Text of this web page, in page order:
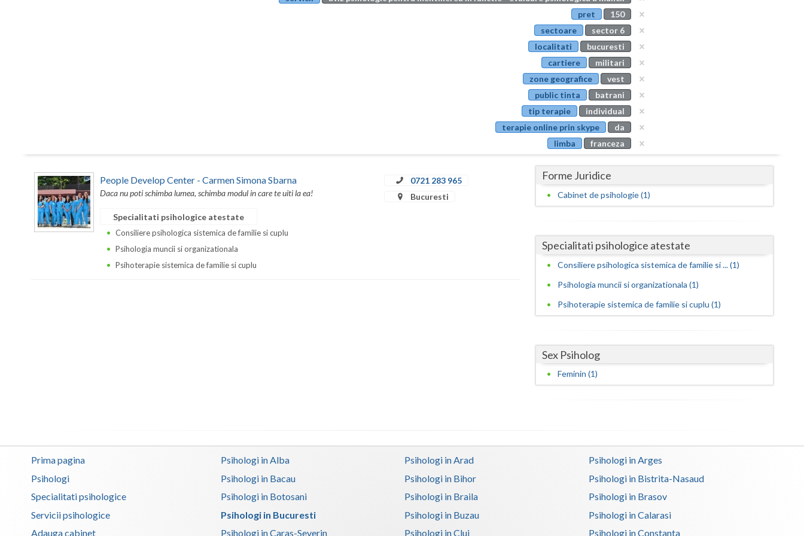
Buzau
Calarasi
Caras-Severin
Cluj
Constanta
Covasna
Dambovita
Galati
Gorj
Harghita
Ialomita
Ilfov
Neamt
Olt
Prahova
Salaj
pret
150
sectoare
sector 6
localitati
bucuresti
cartiere
militari
zone geografice
vest
public tinta
batrani
tip terapie
individual
terapie online prin skype
da
limba
franceza
People Develop Center - Carmen Simona Sbarna
Daca nu poti schimba lumea, schimba modul in care te uiti la ea!
0721 283 965
Bucuresti
Specialitati psihologice atestate
Consiliere psihologica sistemica de familie si cuplu
Psihologia muncii si organizationala
Psihoterapie sistemica de familie si cuplu
Forme Juridice
Cabinet de psihologie (1)
Specialitati psihologice atestate
Consiliere psihologica sistemica de familie si ... (1)
Psihologia muncii si organizationala (1)
Psihoterapie sistemica de familie si cuplu (1)
Sex Psiholog
Feminin (1)
Prima pagina
Psihologi
Specialitati psihologice
Servicii psihologice
Adauga cabinet
Psihologi in Alba Psihologi in Arad
Psihologi in Arges
Psihologi in Bacau
Psihologi in Bihor
Psihologi in Bistrita-Nasaud
Psihologi in Botosani
Psihologi in Braila
Psihologi in Brasov
Psihologi in Bucuresti
Psihologi in Buzau
Psihologi in Calarasi
Psihologi in Caras-Severin
Psihologi in Cluj Psihologi in Constanta